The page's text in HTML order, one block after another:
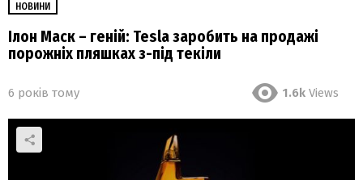
НОВИНИ
Ілон Маск – геній: Tesla заробить на продажі
порожніх пляшках з-під текіли
6 років тому 1.6k Views